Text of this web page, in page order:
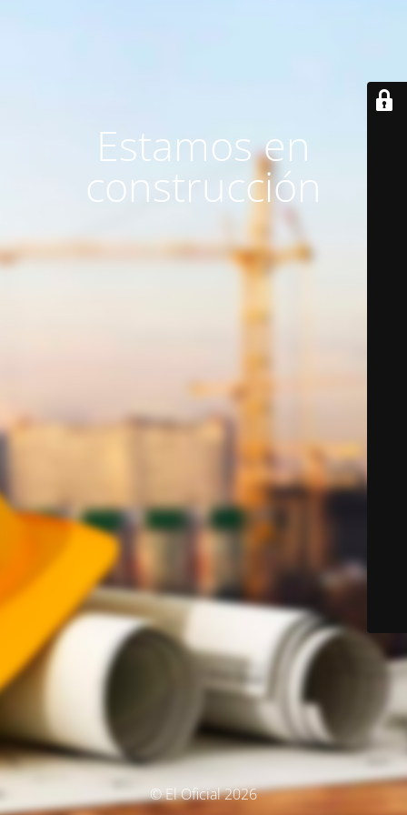
Estamos en
construcción
© El Oficial 2026